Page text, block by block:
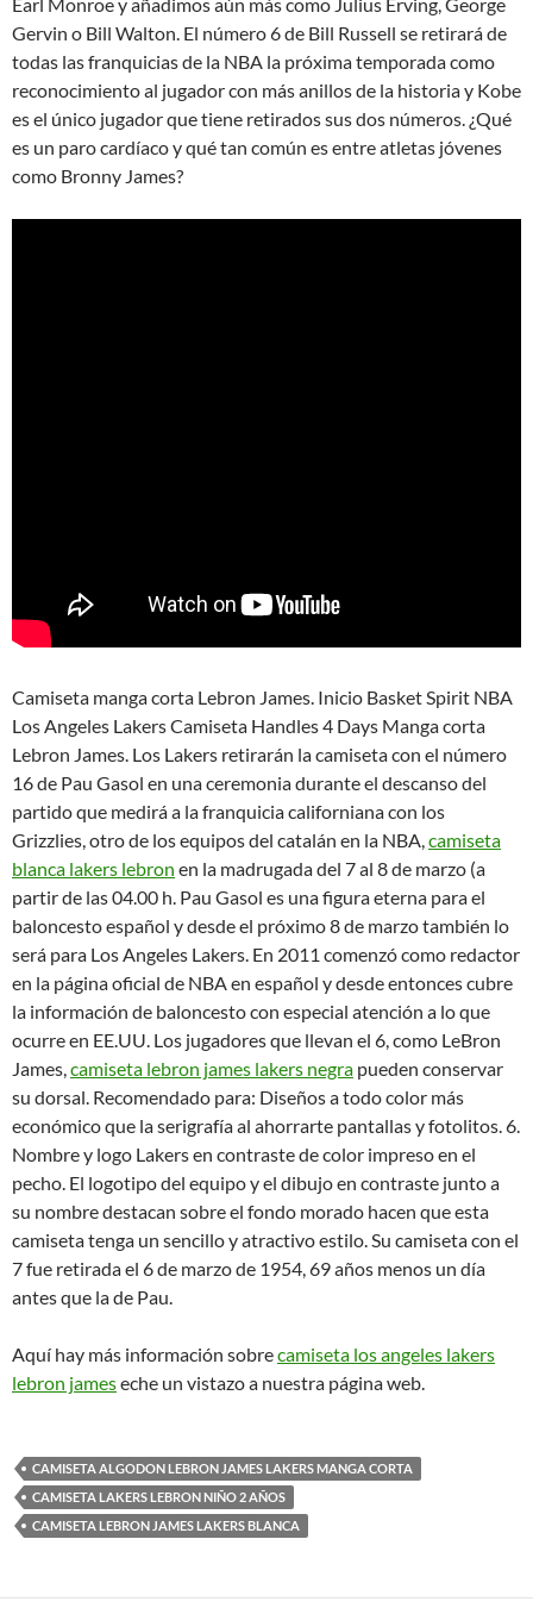
Gervin o Bill Walton. El número 6 de Bill Russell se retirará de
todas las franquicias de la NBA la próxima temporada como
reconocimiento al jugador con más anillos de la historia y Kobe
es el único jugador que tiene retirados sus dos números. ¿Qué
es un paro cardíaco y qué tan común es entre atletas jóvenes
como Bronny James?
Camiseta manga corta Lebron James. Inicio Basket Spirit NBA
Los Angeles Lakers Camiseta Handles 4 Days Manga corta
Lebron James. Los Lakers retirarán la camiseta con el número
16 de Pau Gasol en una ceremonia durante el descanso del
partido que medirá a la franquicia californiana con los
Grizzlies, otro de los equipos del catalán en la NBA,camiseta
blanca lakers lebron en la madrugada del 7 al 8 de marzo (a
partir de las 04.00 h. Pau Gasol es una figura eterna para el
baloncesto español y desde el próximo 8 de marzo también lo
será para Los Angeles Lakers. En 2011 comenzó como redactor
en la página oficial de NBA en español y desde entonces cubre
la información de baloncesto con especial atención a lo que
ocurre en EE.UU. Los jugadores que llevan el 6, como LeBron
James,camiseta lebron james lakers negra pueden conservar
su dorsal. Recomendado para: Diseños a todo color más
económico que la serigrafía al ahorrarte pantallas y fotolitos. 6.
Nombre y logo Lakers en contraste de color impreso en el
pecho. El logotipo del equipo y el dibujo en contraste junto a
su nombre destacan sobre el fondo morado hacen que esta
camiseta tenga un sencillo y atractivo estilo. Su camiseta con el
7 fue retirada el 6 de marzo de 1954, 69 años menos un día
antes que la de Pau.
Aquí hay más información sobrecamiseta los angeles lakers
lebron jameseche un vistazo a nuestra página web.
CAMISETA ALGODON LEBRON JAMES LAKERS MANGA CORTA
CAMISETA LAKERS LEBRON NIÑO 2 AÑOS
CAMISETA LEBRON JAMES LAKERS BLANCA